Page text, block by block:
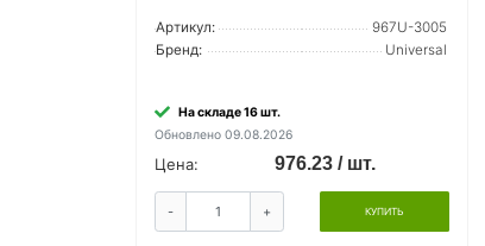
Артикул:
967U-3005
Бренд:
Universal
На складе 16 шт.
Обновлено 09.08.2026
Цена: 976.23 / шт.
- + КУПИТЬ